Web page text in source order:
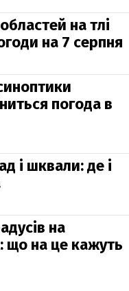
на тлі
на 7 серпня
погода в
і шквали: де і
на
що на це кажуть